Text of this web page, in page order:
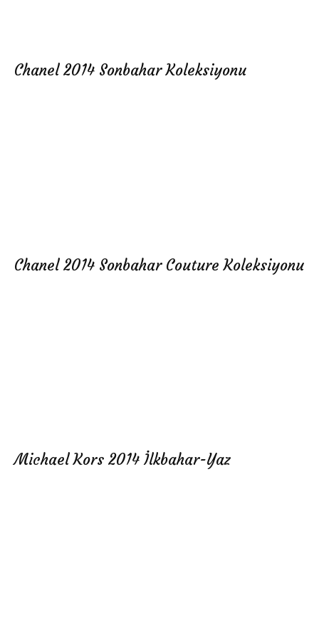
Chanel 2014 Sonbahar Koleksiyonu
Chanel 2014 Sonbahar Couture Koleksiyonu
Michael Kors 2014 İlkbahar-Yaz